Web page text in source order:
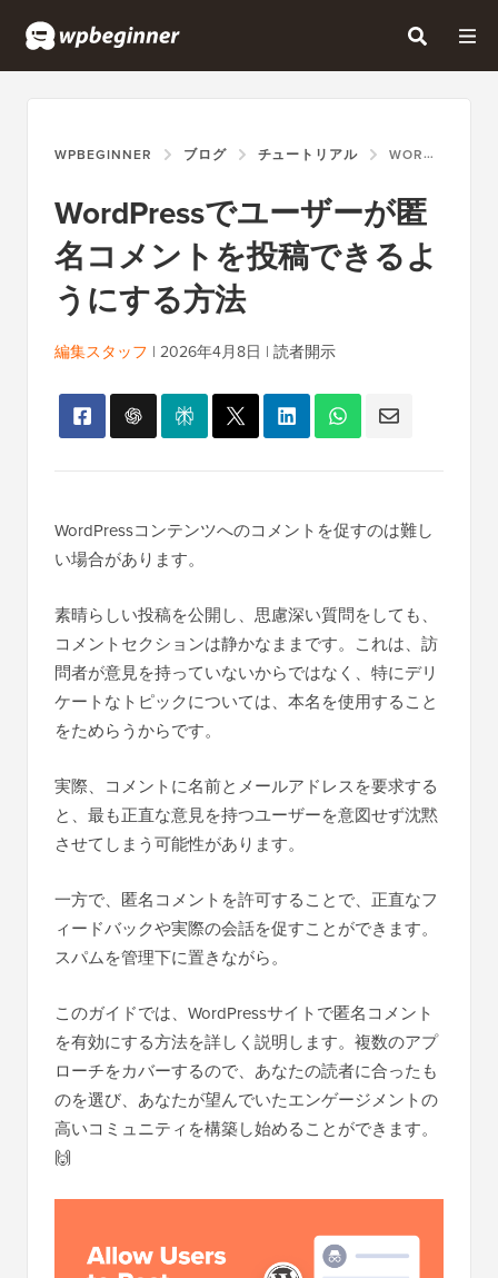
WPBEGINNER ブログ チュートリアル WORDPRESSでユーザーが匿名コメントを投稿できるようにする方法
WordPressでユーザーが匿
名コメントを投稿できるよ
うにする方法
編集スタッフ | 2026年4月8日 | 読者開示
WordPressコンテンツへのコメントを促すのは難し
い場合があります。
素晴らしい投稿を公開し、思慮深い質問をしても、
コメントセクションは静かなままです。これは、訪
問者が意見を持っていないからではなく、特にデリ
ケートなトピックについては、本名を使用すること
をためらうからです。
実際、コメントに名前とメールアドレスを要求する
と、最も正直な意見を持つユーザーを意図せず沈黙
させてしまう可能性があります。
一方で、匿名コメントを許可することで、正直なフ
ィードバックや実際の会話を促すことができます。
スパムを管理下に置きながら。
このガイドでは、WordPressサイトで匿名コメント
を有効にする方法を詳しく説明します。複数のアプ
ローチをカバーするので、あなたの読者に合ったも
のを選び、あなたが望んでいたエンゲージメントの
高いコミュニティを構築し始めることができます。
🙌